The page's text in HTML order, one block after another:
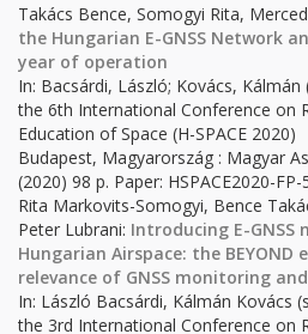
Takács Bence, Somogyi Rita,
the Hungarian E-GNSS Network
year of operation
In: Bacsárdi, László; Kovács,
the 6th International Conference on
Education of Space (H-SPACE 2020)
Budapest, Magyarország : Magyar
(2020) 98 p. Paper: HSPACE2020-FP-
Rita Markovits-Somogyi, Bence
Peter Lubrani: Introducing E-
Hungarian Airspace: the BEYOND
relevance of GNSS monitoring
In: László Bacsárdi, Kálmán Kovács
the 3rd International Conference on